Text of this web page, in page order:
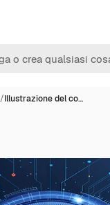
/Illustrazione del co…